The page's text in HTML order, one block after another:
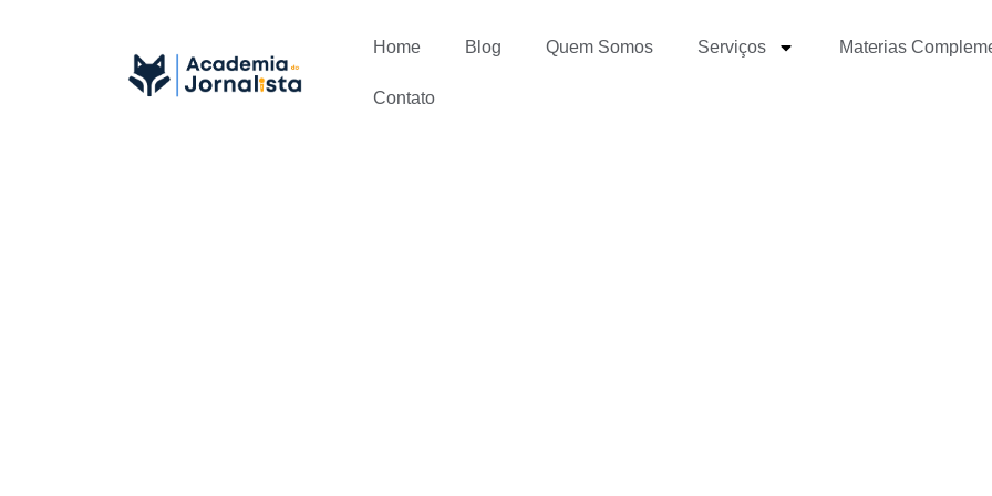
Home Blog Quem Somos Serviços Materias
Contato